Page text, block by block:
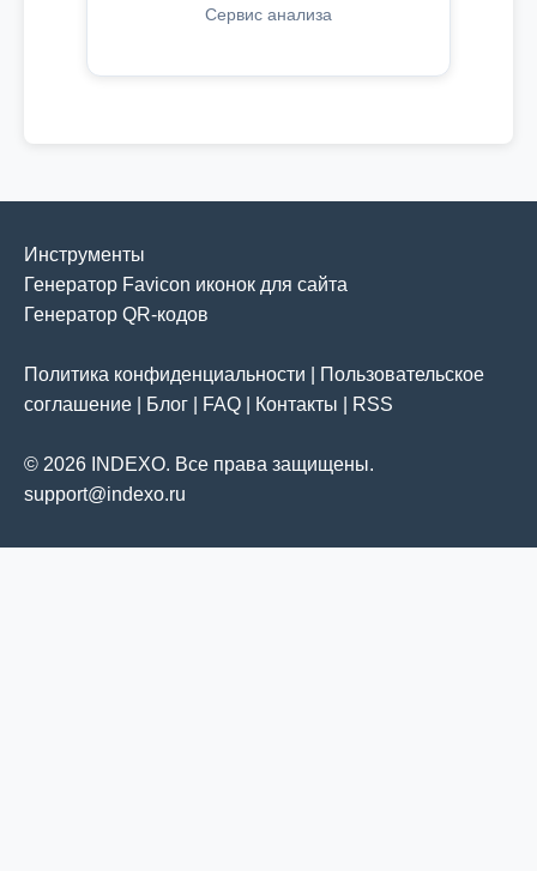
Сервис анализа
Инструменты
Генератор Favicon иконок для сайта
Генератор QR-кодов
Политика конфиденциальности
Пользовательское
соглашение
Блог FAQ Контакты RSS
© 2026 INDEXO. Все права защищены.
support@indexo.ru